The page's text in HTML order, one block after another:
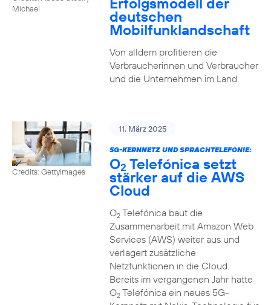
Michael
deutschen
Mobilfunklandschaft
Von alldem profitieren die
Verbraucherinnen und Verbraucher
und die Unternehmen im Land
Credits: Gettyimages
11. März 2025
5G-KERNNETZ UND SPRACHTELEFONIE:
O2 Telefónica setzt
stärker auf die AWS
Cloud
O2Telefónica baut die
Zusammenarbeit mit Amazon Web
Services (AWS) weiter aus und
verlagert zusätzliche
Netzfunktionen in die Cloud.
Bereits im vergangenen Jahr hatte
O2Telefónica ein neues 5G-